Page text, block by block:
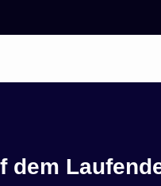
dem